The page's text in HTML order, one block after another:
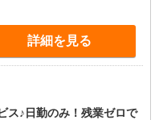
詳細を見る
ス♪日勤のみ！残業ゼロで